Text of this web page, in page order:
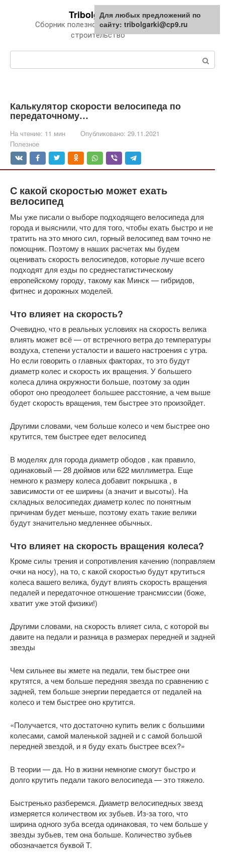
Tribolgarki.ru
Сборник полезной информации про
строительство
Калькулятор скорости велосипеда по
передаточному…
На чтение: 11 мин Опубликовано: 29.11.2021
Полезное
С какой скоростью может ехать
велосипед
Мы уже писали о выборе подходящего велосипеда для
города и выяснили, что для того, чтобы ехать быстро и не
тратить на это много сил, горный велосипед вам точно не
помощник. Поэтому в наших расчетах мы будем
оценивать скорость велосипедов, которые лучше всего
подходят для езды по среднестатистическому
европейскому городу, такому как Минск — гибридов,
фитнес и дорожных моделей.
Что влияет на скорость?
Очевидно, что в реальных условиях на скорость велика
влиять может всё — от встречного ветра до температуры
воздуха, степени усталости и вашего настроения с утра.
Но если говорить о главных факторах, то это будут
диаметр колес и скорость их вращения. У большего
колеса длина окружности больше, поэтому за один
оборот оно преодолеет большее расстояние, а чем выше
будет скорость вращения, тем быстрее это произойдет.
Другими словами, чем больше колесо и чем быстрее оно
крутится, тем быстрее едет велосипед
В моделях для города диаметр ободов , как правило,
одинаковый — 28 дюймов или 622 миллиметра. Еще
немного к размеру колеса добавит покрышка , в
зависимости от ее ширины (а значит и высоты). На
складных велосипедах диаметр колес по понятным
причинам будет меньше, поэтому ехать такие велики
будут значительно медленнее обычных.
Что влияет на скорость вращения колеса?
Кроме силы трения и сопротивления качению (поправляем
очки на носу), на то, с какой скоростью будут крутиться
колеса вашего велика, будут влиять скорость вращения
педалей и передаточное отношение трансмиссии (боже,
хватит уже этой физики!)
Другими словами, на скорость влияет сила, с которой вы
давите на педали и разница в размерах передней и задней
звезды
Чем сильнее вы жмете на педали, тем быстрее они
крутятся, а чем больше передняя звезда по сравнению с
задней, тем больше энергии передается от педалей на
колесо и тем быстрее оно крутится.
«Получается, что достаточно купить велик с большими
колесами, самой маленькой задней и с самой большой
передней звездой, и я буду ехать быстрее всех?»
В теории — да. Но в жизни немногие смогут быстро и
долго крутить педали такого велосипеда — это тяжело.
Быстренько разберемся. Диаметр велосипедных звезд
измеряется количеством их зубьев. Из-за того, что
ширина одного зуба всегда одинаковая, то чем больше у
звезды зубьев, тем она больше. Количество зубьев
обозначается буквой T.
Для любых предложений по
сайту: tribolgarki@cp9.ru